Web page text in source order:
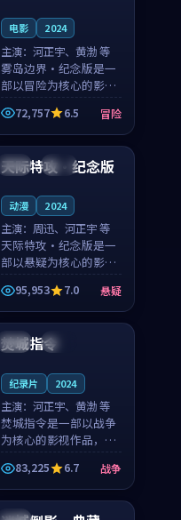
电影 2024
主演： 河正宇、黄渤 等
雾岛边界·纪念版是一
部以冒险为核心的影视
作品，围绕危机、反转
与人物成长展开，整体
节奏紧凑，值得推荐观
72,757 6.5 冒险
日本 热播
天际特攻·纪念版
动漫 2024
主演： 周迅、河正宇 等
天际特攻·纪念版是一
部以悬疑为核心的影视
作品，围绕危机、反转
与人物成长展开，整体
节奏紧凑，值得推荐观
看。
95,953 7.0 悬疑
中国 独播
焚城指令
纪录片 2024
主演： 河正宇、黄渤 等
焚城指令是一部以战争
为核心的影视作品，围
绕危机、反转与人物成
长展开，整体节奏紧
凑，值得推荐观看。
83,225 6.7 战争